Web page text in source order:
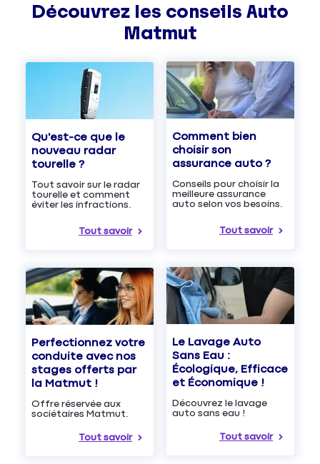
Découvrez les conseils Auto
Matmut
Qu'est-ce que le
nouveau radar
tourelle ?
Tout savoir sur le radar
tourelle et comment
éviter les infractions.
Tout savoir
Comment bien
choisir son
assurance auto ?
Conseils pour choisir la
meilleure assurance
auto selon vos besoins.
Tout savoir
Perfectionnez votre
conduite avec nos
stages offerts par
la Matmut !
Offre réservée aux
sociétaires Matmut.
Tout savoir
Le Lavage Auto
Sans Eau :
Écologique, Efficace
et Économique !
Découvrez le lavage
auto sans eau !
Tout savoir